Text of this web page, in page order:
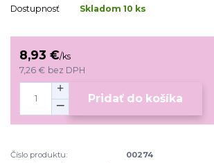
Dostupnosť Skladom 10 ks
8,93 €/ks
7,26 € bez DPH
Pridať do košíka
Číslo produktu:
00274